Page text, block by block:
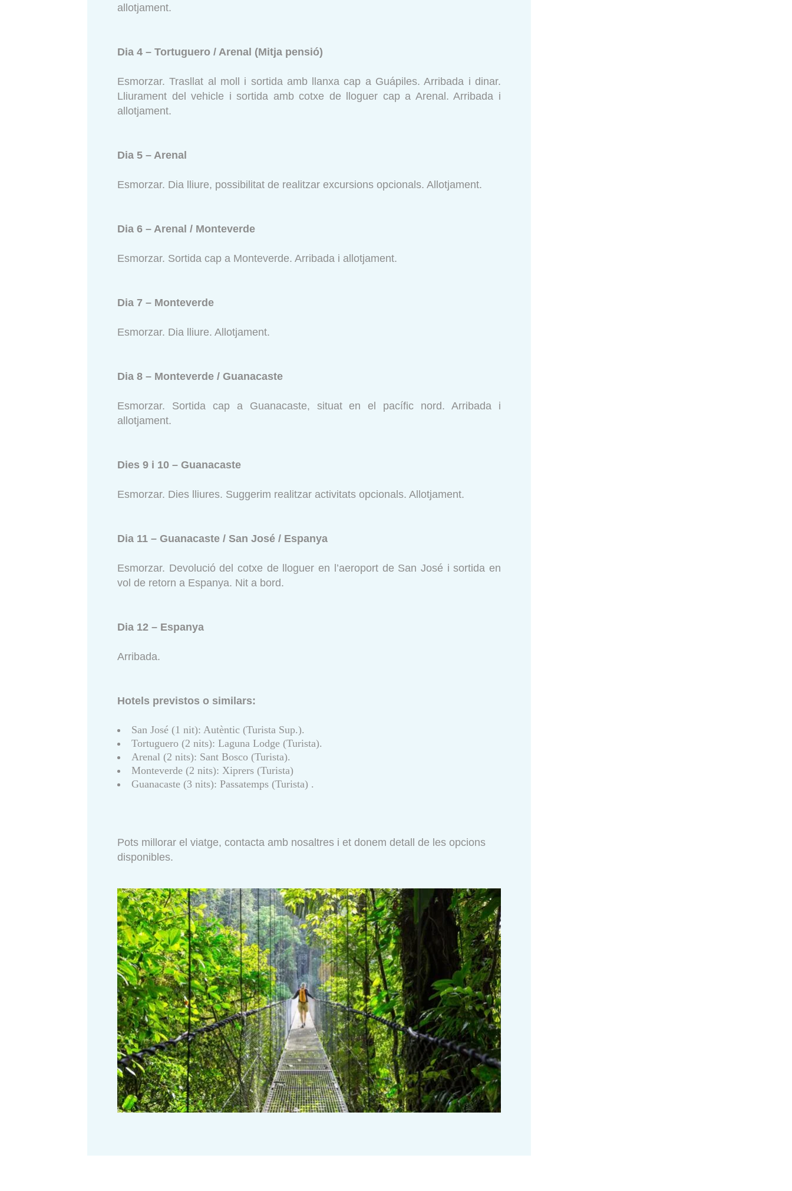
allotjament.
Dia 4 – Tortuguero / Arenal (Mitja pensió)
Esmorzar. Trasllat al moll i sortida amb llanxa cap a Guápiles. Arribada i dinar.
Lliurament del vehicle i sortida amb cotxe de lloguer cap a Arenal. Arribada i
allotjament.
Dia 5 – Arenal
Esmorzar. Dia lliure, possibilitat de realitzar excursions opcionals. Allotjament.
Dia 6 – Arenal / Monteverde
Esmorzar. Sortida cap a Monteverde. Arribada i allotjament.
Dia 7 – Monteverde
Esmorzar. Dia lliure. Allotjament.
Dia 8 – Monteverde / Guanacaste
Esmorzar. Sortida cap a Guanacaste, situat en el pacífic nord. Arribada i
allotjament.
Dies 9 i 10 – Guanacaste
Esmorzar. Dies lliures. Suggerim realitzar activitats opcionals. Allotjament.
Dia 11 – Guanacaste / San José / Espanya
Esmorzar. Devolució del cotxe de lloguer en l’aeroport de San José i sortida en
vol de retorn a Espanya. Nit a bord.
Dia 12 – Espanya
Arribada.
Hotels previstos o similars:
San José (1 nit): Autèntic (Turista Sup.).
Tortuguero (2 nits): Laguna Lodge (Turista).
Arenal (2 nits): Sant Bosco (Turista).
Monteverde (2 nits): Xiprers (Turista)
Guanacaste (3 nits): Passatemps (Turista) .
Pots millorar el viatge, contacta amb nosaltres i et donem detall de les opcions
disponibles.